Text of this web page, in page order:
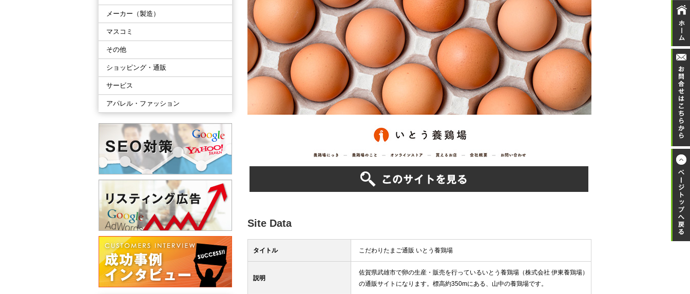
Site Data
タイトル こだわりたまご通販 いとう養鶏場
説明
佐賀県武雄市で卵の生産・販売を行っているいとう養鶏場（株式会社 伊東養鶏場）
の通販サイトになります。標高約350mにある、山中の養鶏場です。
メーカー（製造）
マスコミ
その他
ショッピング・通販
サービス
アパレル・ファッション